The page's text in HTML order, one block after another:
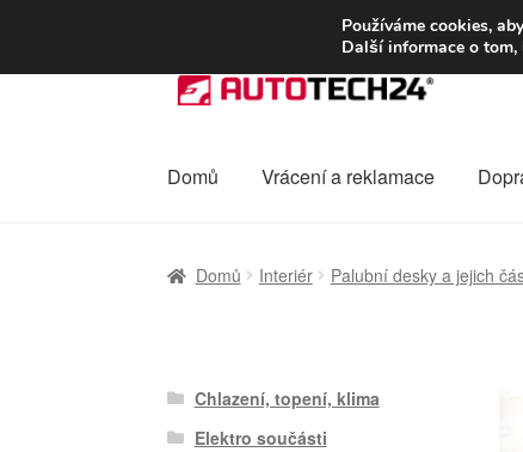
DOPRAVA od
Přeskočit
na
Přejít
webu
Domů Vrácení a reklamace
Domů Interiér Palubní desky a jejich
Chlazení, topení, klima
Elektro součásti
Používáme cookies,
Další informace o tom,